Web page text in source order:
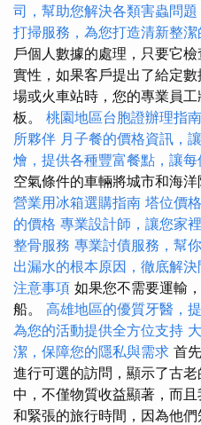
司，幫助您解決各類害蟲問題
打掃服務，為您打造清新整潔
戶個人數據的處理，只要它
實性，如果客戶提出了給定
場或火車站時，您的專業員
板。 桃園地區台胞證辦理指
所夥伴 月子餐的價格資訊，
燴，提供各種豐富餐點，讓
空氣條件的車輛將城市和海洋
營業用冰箱選購指南 塔位價
的價格 專業設計師，讓您家
整骨服務 專業討債服務，幫
出漏水的根本原因，徹底解決
注意事項 如果您不需要運輸
船。 高雄地區的優質牙醫，
為您的活動提供全方位支持
潔，保障您的隱私與需求 首
進行可選的訪問，顯示了古
中，不僅物質收益顯著，而
和緊張的旅行時間，因為他